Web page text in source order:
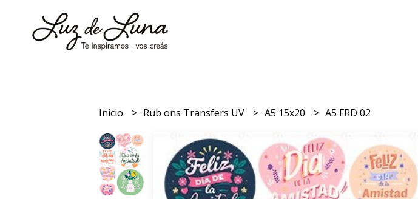
Inicio Rub ons Transfers UV A5 15x20 A5 FRD 02